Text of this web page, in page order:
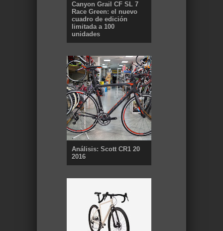
Canyon Grail CF SL 7
Race Green: el nuevo
cuadro de edición
limitada a 100
unidades
Análisis: Scott CR1 20
2016